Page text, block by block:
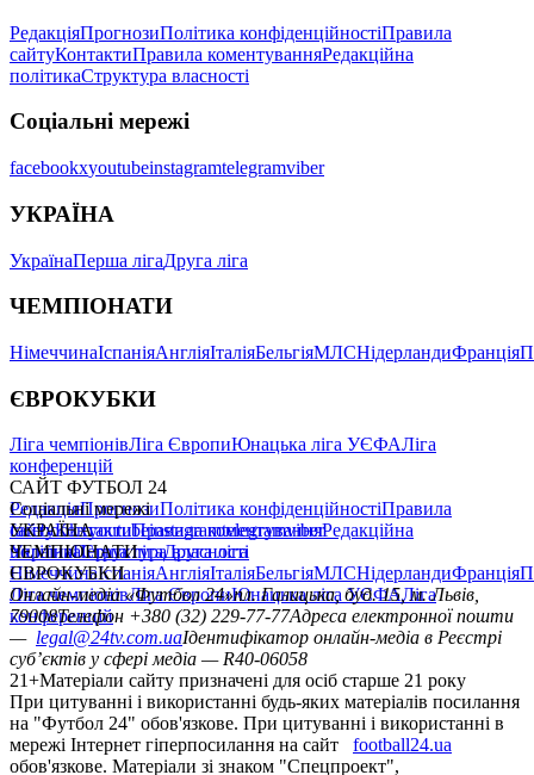
РедакціяПрогнозиПолітика конфіденційностіПравила
сайтуКонтактиПравила коментуванняРедакційна
політикаСтруктура власності
Соціальні мережі
facebookxyoutubeinstagramtelegramviber
УКРАЇНА
УкраїнаПерша лігаДруга ліга
ЧЕМПІОНАТИ
НімеччинаІспаніяАнгліяІталіяБельгіяМЛСНідерландиФранція
ЄВРОКУБКИ
Ліга чемпіонівЛіга ЄвропиЮнацька ліга УЄФАЛіга
конференцій
САЙТ ФУТБОЛ 24
РедакціяПрогнозиПолітика конфіденційностіПравила
сайтуКонтактиПравила коментуванняРедакційна
політикаСтруктура власності
Соціальні мережі
facebookxyoutubeinstagramtelegramviber
УКРАЇНА
УкраїнаПерша лігаДруга ліга
ЧЕМПІОНАТИ
НімеччинаІспаніяАнгліяІталіяБельгіяМЛСНідерландиФранція
ЄВРОКУБКИ
Ліга чемпіонівЛіга ЄвропиЮнацька ліга УЄФАЛіга
конференцій
Онлайн-медіа «Футбол 24»пл. Галицька, буд. 15, м. Львів,
79008Телефон +380 (32) 229-77-77Адреса електронної пошти
— legal@24tv.com.uaІдентифікатор онлайн-медіа в Реєстрі
суб’єктів у сфері медіа — R40-06058
21+Матеріали сайту призначені для осіб старше 21 року
При цитуванні і використанні будь-яких матеріалів посилання
на "Футбол 24" обов'язкове. При цитуванні і використанні в
мережі Інтернет гіперпосилання на сайт
football24.ua
обов'язкове. Матеріали зі знаком "Спецпроект",